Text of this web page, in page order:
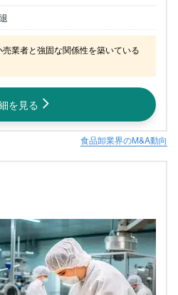
業者と強固な関係性を築いている
を見る
食品卸業界のM&A動向